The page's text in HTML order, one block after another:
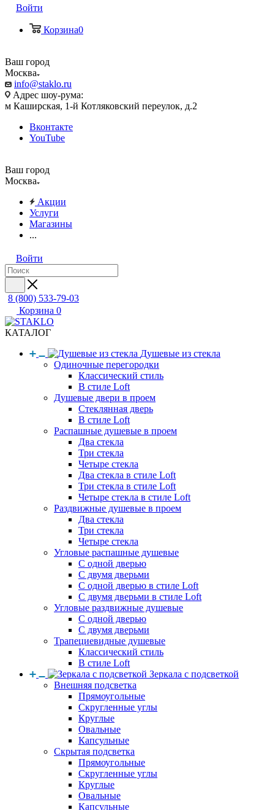
Войти
Корзина0
Ваш город
Москва
info@staklo.ru
Адрес шоу-рума:
м Каширская, 1-й Котляковский переулок, д.2
Вконтакте
YouTube
Ваш город
Москва
Акции
Услуги
Магазины
...
Войти
8 (800) 533-79-03
Корзина 0
КАТАЛОГ
Душевые из стекла
Одиночные перегородки
Классический стиль
В стиле Loft
Душевые двери в проем
Стеклянная дверь
В стиле Loft
Распашные душевые в проем
Два стекла
Три стекла
Четыре стекла
Два стекла в стиле Loft
Три стекла в стиле Loft
Четыре стекла в стиле Loft
Раздвижные душевые в проем
Два стекла
Три стекла
Четыре стекла
Угловые распашные душевые
С одной дверью
С двумя дверьми
С одной дверью в стиле Loft
С двумя дверьми в стиле Loft
Угловые раздвижные душевые
С одной дверью
С двумя дверьми
Трапециевидные душевые
Классический стиль
В стиле Loft
Зеркала с подсветкой
Внешняя подсветка
Прямоугольные
Скругленные углы
Круглые
Овальные
Капсульные
Скрытая подсветка
Прямоугольные
Скругленные углы
Круглые
Овальные
Капсульные